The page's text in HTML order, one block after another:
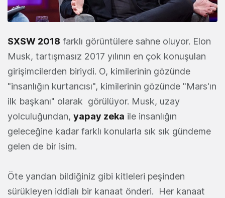
SXSW 2018 farklı görüntülere sahne oluyor. Elon
Musk, tartışmasız 2017 yılının en çok konuşulan
girişimcilerden biriydi. O, kimilerinin gözünde
"insanlığın kurtarıcısı", kimilerinin gözünde "Mars'ın
ilk başkanı" olarak görülüyor. Musk, uzay
yolculuğundan, yapay zeka ile insanlığın
geleceğine kadar farklı konularla sık sık gündeme
gelen de bir isim.
Öte yandan bildiğiniz gibi kitleleri peşinden
sürükleyen iddialı bir kanaat önderi. Her kanaat